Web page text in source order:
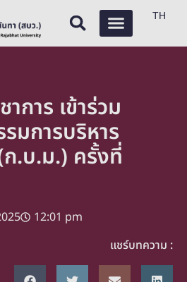
TH
การ เข้าร่วม
มการบริหาร
.บ.ม.) ครั้งที่
12:01 pm
แชร์บทความ :